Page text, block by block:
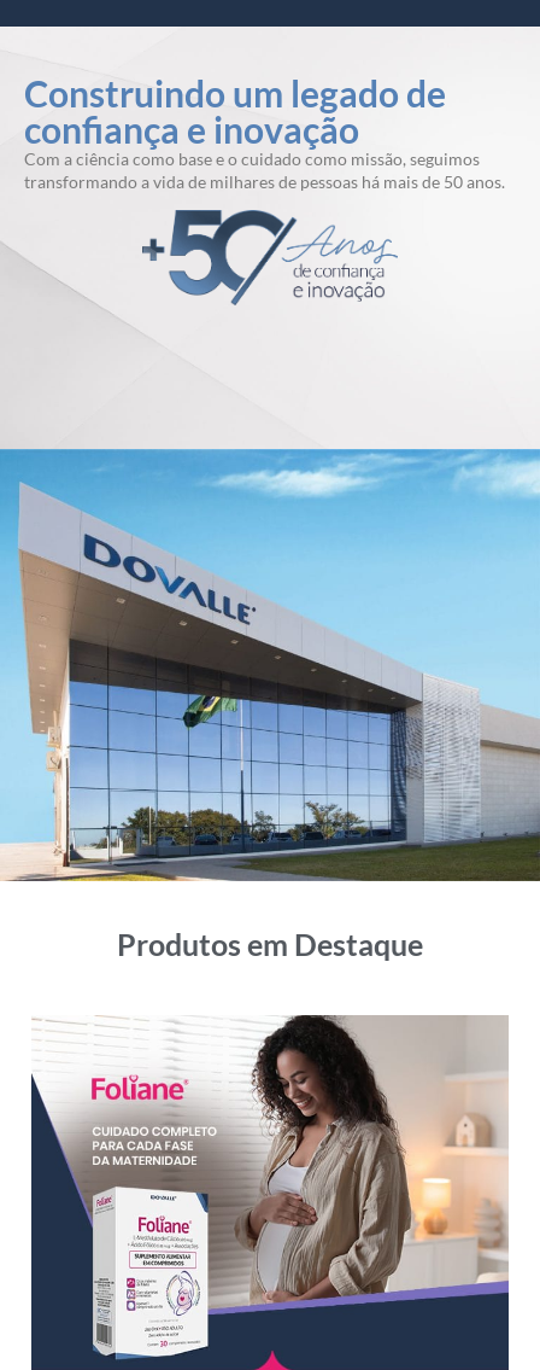
Construindo um legado de
confiança e inovação
Com a ciência como base e o cuidado como missão, seguimos
transformando a vida de milhares de pessoas há mais de 50 anos.
Produtos em Destaque